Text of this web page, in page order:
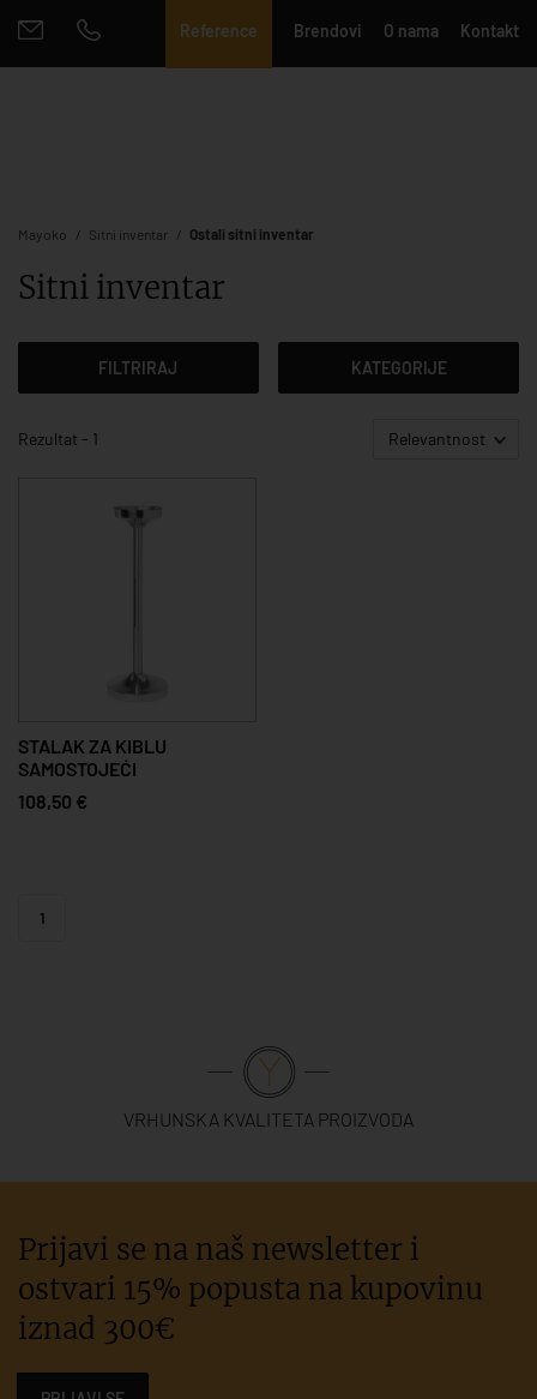
Reference Brendovi O nama Kontakt
Mayoko Sitni inventar Ostali sitni inventar
Sitni inventar
FILTRIRAJ KATEGORIJE
Rezultat - 1 Relevantnost
STALAK ZA KIBLU
SAMOSTOJEĆI
108,50 €
1
VRHUNSKA KVALITETA PROIZVODA
Prijavi se na naš newsletter i
ostvari 15% popusta na kupovinu
iznad 300€